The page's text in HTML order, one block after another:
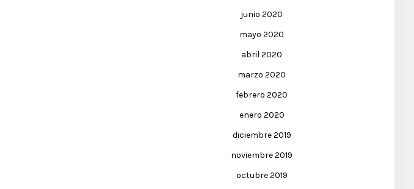
junio 2020
mayo 2020
abril 2020
marzo 2020
febrero 2020
enero 2020
diciembre 2019
noviembre 2019
octubre 2019